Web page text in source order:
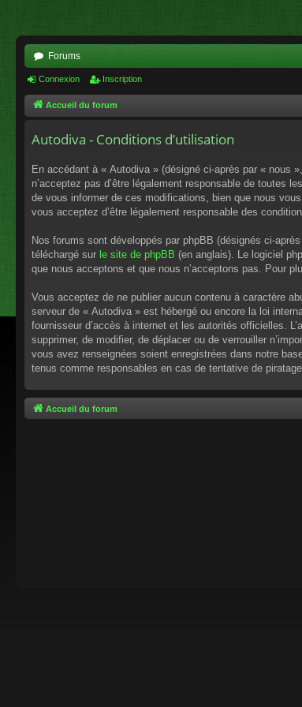
Forums
Connexion Inscription
Accueil du forum
Autodiva - Conditions d’utilisation
En accédant à « Autodiva » (désigné ci-après par « nous
n’acceptez pas d’être légalement responsable de toutes
de vous informer de ces modifications, bien que nous
vous acceptez d’être légalement responsable des
Nos forums sont développés par phpBB (désignés ci-
téléchargé sur le site de phpBB (en anglais). Le logiciel
que nous acceptons et que nous n’acceptons pas. Pour
Vous acceptez de ne publier aucun contenu à caractère
serveur de « Autodiva » est hébergé ou encore la loi
fournisseur d’accès à internet et les autorités officielles.
supprimer, de modifier, de déplacer ou de verrouiller
vous avez renseignées soient enregistrées dans notre
tenus comme responsables en cas de tentative de
Accueil du forum